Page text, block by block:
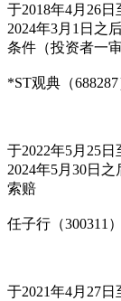
于2018年4月26
2024年3月1日之
条件（投资者一审
*ST观典（688287
于2022年5月25
2024年5月30日
索赔
任子行（300311）
于2021年4月27